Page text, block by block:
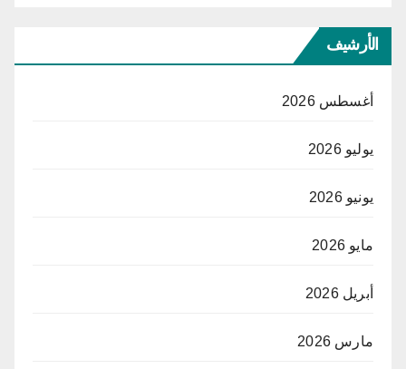
الأرشيف
أغسطس 2026
يوليو 2026
يونيو 2026
مايو 2026
أبريل 2026
مارس 2026